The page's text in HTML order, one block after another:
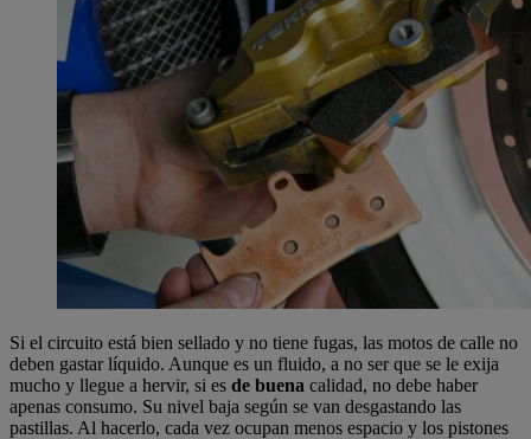
Si el circuito está bien sellado y no tiene fugas, las motos de calle no
deben gastar líquido. Aunque es un fluido, a no ser que se le exija
mucho y llegue a hervir, si es de buena calidad, no debe haber
apenas consumo. Su nivel baja según se van desgastando las
pastillas. Al hacerlo, cada vez ocupan menos espacio y los pistones